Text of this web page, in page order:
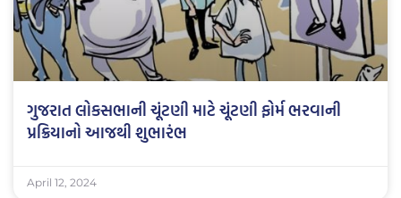
ગુજરાત લોકસભાની ચૂંટણી માટે ચૂંટણી ફોર્મ ભરવાની
પ્રક્રિયાનો આજથી શુભારંભ
April 12, 2024